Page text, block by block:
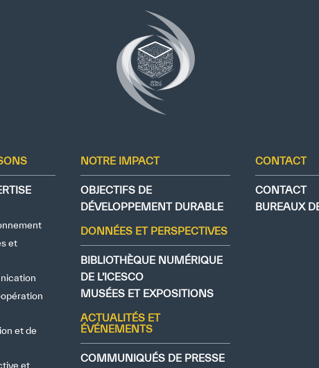
et
et de
et
NOTRE IMPACT
OBJECTIFS DE
DÉVELOPPEMENT DURABLE
DONNÉES ET PERSPECTIVES
BIBLIOTHÈQUE NUMÉRIQUE
DE L’ICESCO
MUSÉES ET EXPOSITIONS
ACTUALITÉS ET
ÉVÉNEMENTS
COMMUNIQUÉS DE PRESSE
CONTACT
CONTACT
BUREAUX